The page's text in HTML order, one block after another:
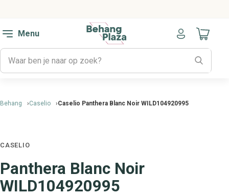
Menu
Naar
Behang Caselio Caselio Panthera Blanc Noir WILD104920995
CASELIO
Panthera Blanc Noir
WILD104920995